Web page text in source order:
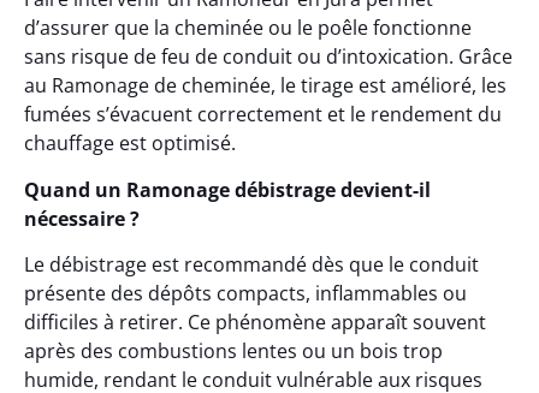
d’assurer que la cheminée ou le poêle fonctionne
sans risque de feu de conduit ou d’intoxication. Grâce
au Ramonage de cheminée, le tirage est amélioré, les
fumées s’évacuent correctement et le rendement du
chauffage est optimisé.
Quand un Ramonage débistrage devient-il
nécessaire ?
Le débistrage est recommandé dès que le conduit
présente des dépôts compacts, inflammables ou
difficiles à retirer. Ce phénomène apparaît souvent
après des combustions lentes ou un bois trop
humide, rendant le conduit vulnérable aux risques